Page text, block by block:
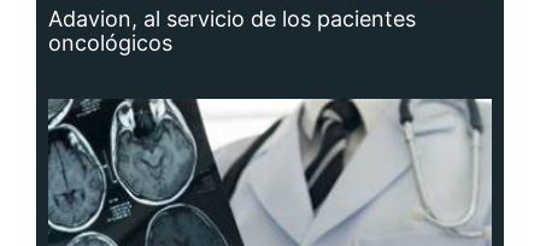
Adavion, al servicio de los pacientes
oncológicos